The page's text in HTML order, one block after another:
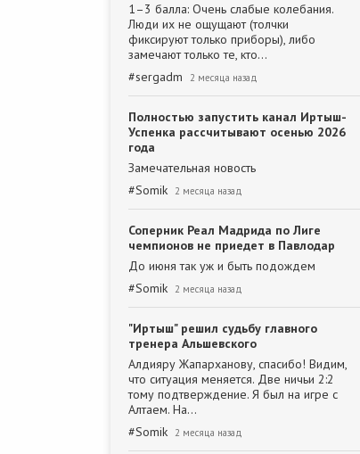
1–3 балла: Очень слабые колебания.
Люди их не ощущают (толчки
фиксируют только приборы), либо
замечают только те, кто…
#sergadm 2 месяца назад
Полностью запустить канал Иртыш-
Успенка рассчитывают осенью 2026
года
Замечательная новость
#Somik 2 месяца назад
Соперник Реал Мадрида по Лиге
чемпионов не приедет в Павлодар
До июня так уж и быть подождем
#Somik 2 месяца назад
"Иртыш" решил судьбу главного
тренера Альшевского
Алдияру Жапарханову, спасибо! Видим,
что ситуация меняется. Две ничьи 2:2
тому подтверждение. Я был на игре с
Алтаем. На…
#Somik 2 месяца назад